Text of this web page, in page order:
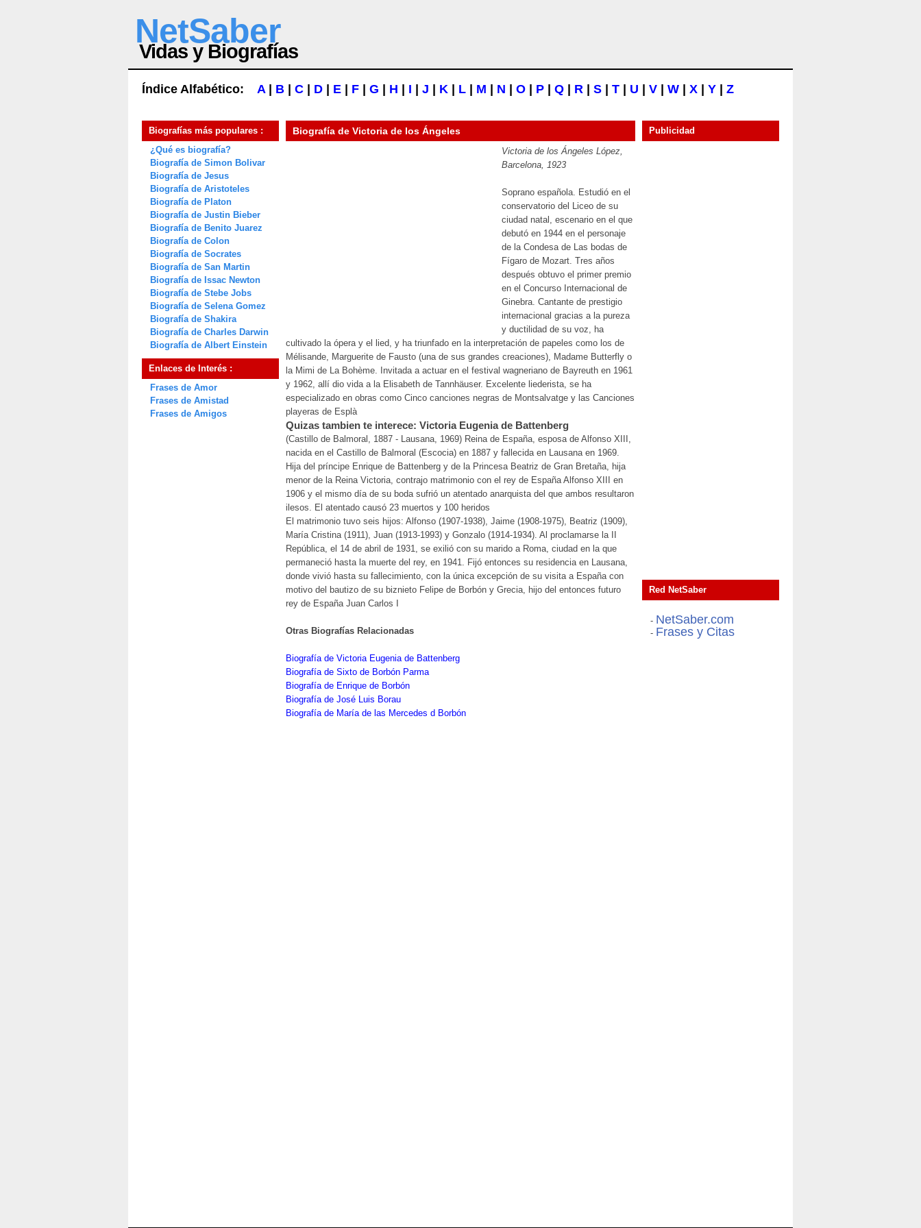
NetSaber
Vidas y Biografías
Índice Alfabético: A| B C D E F G H I J K L M N O P Q R S T U V W X Y Z
Biografías más populares :
¿Qué es biografía?
Biografía de Simon Bolivar
Biografía de Jesus
Biografía de Aristoteles
Biografía de Platon
Biografía de Justin Bieber
Biografía de Benito Juarez
Biografía de Colon
Biografía de Socrates
Biografía de San Martin
Biografía de Issac Newton
Biografía de Stebe Jobs
Biografía de Selena Gomez
Biografía de Shakira
Biografía de Charles Darwin
Biografía de Albert Einstein
Enlaces de Interés :
Frases de Amor
Frases de Amistad
Frases de Amigos
Biografía de Victoria de los Ángeles
Victoria de los Ángeles López,
Barcelona, 1923
Soprano española. Estudió en el
conservatorio del Liceo de su
ciudad natal, escenario en el que
debutó en 1944 en el personaje
de la Condesa de Las bodas de
Fígaro de Mozart. Tres años
después obtuvo el primer premio
en el Concurso Internacional de
Ginebra. Cantante de prestigio
internacional gracias a la pureza
y ductilidad de su voz, ha
cultivado la ópera y el lied, y ha triunfado en la interpretación de papeles como los de
Mélisande, Marguerite de Fausto (una de sus grandes creaciones), Madame Butterfly o
la Mimi de La Bohème. Invitada a actuar en el festival wagneriano de Bayreuth en 1961
y 1962, allí dio vida a la Elisabeth de Tannhäuser. Excelente liederista, se ha
especializado en obras como Cinco canciones negras de Montsalvatge y las Canciones
playeras de Esplà
Quizas tambien te interece: Victoria Eugenia de Battenberg
(Castillo de Balmoral, 1887 - Lausana, 1969) Reina de España, esposa de Alfonso XIII,
nacida en el Castillo de Balmoral (Escocia) en 1887 y fallecida en Lausana en 1969.
Hija del príncipe Enrique de Battenberg y de la Princesa Beatriz de Gran Bretaña, hija
menor de la Reina Victoria, contrajo matrimonio con el rey de España Alfonso XIII en
1906 y el mismo día de su boda sufrió un atentado anarquista del que ambos resultaron
ilesos. El atentado causó 23 muertos y 100 heridos
El matrimonio tuvo seis hijos: Alfonso (1907-1938), Jaime (1908-1975), Beatriz (1909),
María Cristina (1911), Juan (1913-1993) y Gonzalo (1914-1934). Al proclamarse la II
República, el 14 de abril de 1931, se exilió con su marido a Roma, ciudad en la que
permaneció hasta la muerte del rey, en 1941. Fijó entonces su residencia en Lausana,
donde vivió hasta su fallecimiento, con la única excepción de su visita a España con
motivo del bautizo de su biznieto Felipe de Borbón y Grecia, hijo del entonces futuro
rey de España Juan Carlos I
Otras Biografías Relacionadas
Biografía de Victoria Eugenia de Battenberg
Biografía de Sixto de Borbón Parma
Biografía de Enrique de Borbón
Biografía de José Luis Borau
Biografía de María de las Mercedes d Borbón
Publicidad
Red NetSaber
- NetSaber.com
- Frases y Citas